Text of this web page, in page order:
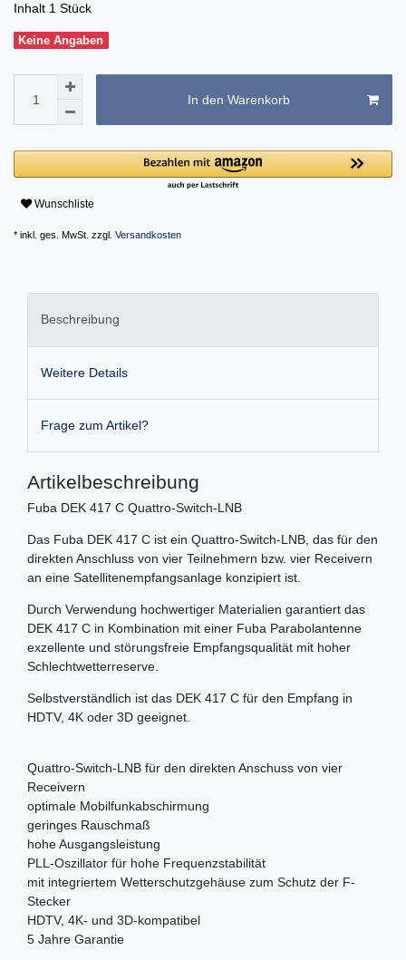
Inhalt 1 Stück
Keine Angaben
In den Warenkorb
Wunschliste
* inkl. ges. MwSt. zzgl. Versandkosten
Beschreibung
Weitere Details
Frage zum Artikel?
Artikelbeschreibung
Fuba DEK 417 C Quattro-Switch-LNB
Das Fuba DEK 417 C ist ein Quattro-Switch-LNB, das für den
direkten Anschluss von vier Teilnehmern bzw. vier Receivern
an eine Satellitenempfangsanlage konzipiert ist.
Durch Verwendung hochwertiger Materialien garantiert das
DEK 417 C in Kombination mit einer Fuba Parabolantenne
exzellente und störungsfreie Empfangsqualität mit hoher
Schlechtwetterreserve.
Selbstverständlich ist das DEK 417 C für den Empfang in
HDTV, 4K oder 3D geeignet.
Quattro-Switch-LNB für den direkten Anschuss von vier
Receivern
optimale Mobilfunkabschirmung
geringes Rauschmaß
hohe Ausgangsleistung
PLL-Oszillator für hohe Frequenzstabilität
mit integriertem Wetterschutzgehäuse zum Schutz der F-
Stecker
HDTV, 4K- und 3D-kompatibel
5 Jahre Garantie